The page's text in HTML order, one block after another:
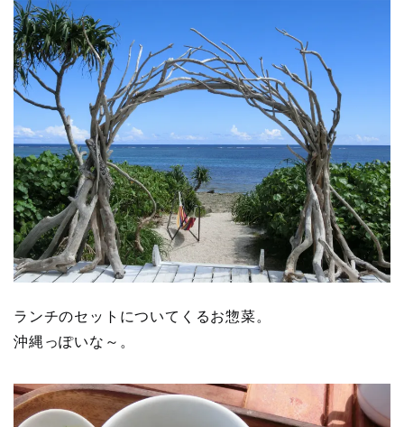
ランチのセットについてくるお惣菜。
沖縄っぽいな～。